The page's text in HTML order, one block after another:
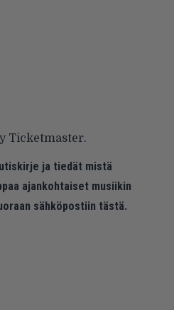
Ticketmaster.
ja tiedät mistä
ajankohtaiset musiikin
sähköpostiin tästä.